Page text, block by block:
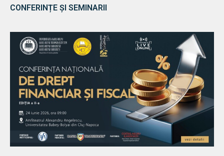
CONFERINȚE ȘI SEMINARII